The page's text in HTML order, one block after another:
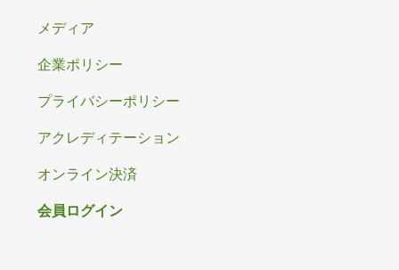
タ
ー
メディア
企業ポリシー
プライバシーポリシー
アクレディテーション
オンライン決済
会員ログイン